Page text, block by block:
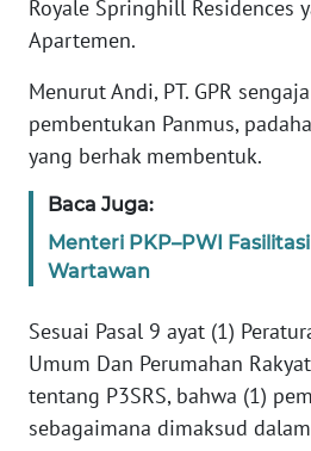
Royale Springhill Residences
Apartemen.
Menurut Andi, PT. GPR
pembentukan Panmus,
yang berhak membentuk.
Baca Juga:
Menteri PKP–PWI
Wartawan
Sesuai Pasal 9 ayat (1)
Umum Dan Perumahan
tentang P3SRS, bahwa (1)
sebagaimana dimaksud
BABEL
SUMBAR
WN
WN
BENGKULU
WN
LAMPUNG
WN